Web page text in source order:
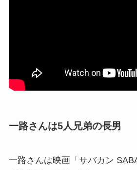
一路さんは5人兄弟の長男
一路さんは映画「サバカン